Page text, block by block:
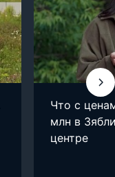
Что с
млн в
центре